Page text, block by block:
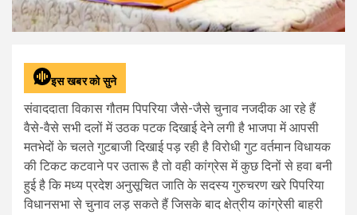
इस खबर को सुने
संवाददाता विकास गौतम पिपरिया जैसे-जैसे चुनाव नजदीक आ रहे हैं
वैसे-वैसे सभी दलों में उठक पटक दिखाई देने लगी है भाजपा में आपसी
मतभेदों के चलते गुटबाजी दिखाई पड़ रही है विरोधी गुट वर्तमान विधायक
की टिकट कटवाने पर उतारू है तो वही कांग्रेस में कुछ दिनों से हवा बनी
हुई है कि मध्य प्रदेश अनुसूचित जाति के सदस्य गुरुचरण खरे पिपरिया
विधानसभा से चुनाव लड़ सकते हैं जिसके बाद क्षेत्रीय कांग्रेसी बाहरी